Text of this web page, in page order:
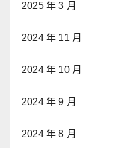
2025 年 3 月
2024 年 11 月
2024 年 10 月
2024 年 9 月
2024 年 8 月